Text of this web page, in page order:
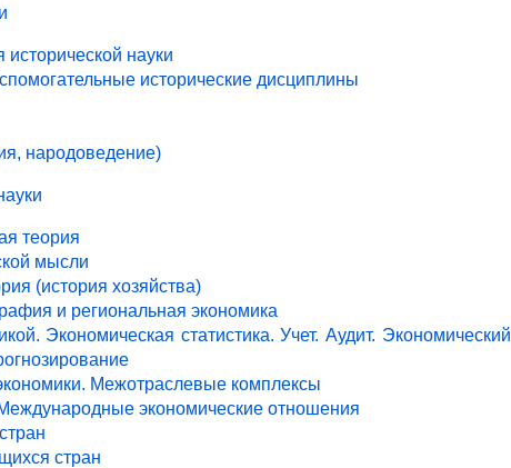
науки
исторические дисциплины
народоведение)
теория
мысли
(история хозяйства)
и региональная экономика
Экономическая статистика. Учет. Аудит. Экономический
Межотраслевые комплексы
экономические отношения
стран